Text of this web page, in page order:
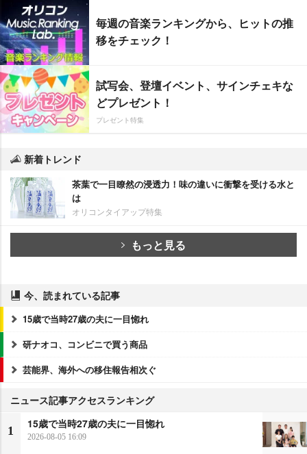
毎週の音楽ランキングから、ヒットの推
移をチェック！
試写会、登壇イベント、サインチェキな
どプレゼント！
プレゼント特集
新着トレンド
茶葉で一目瞭然の浸透力！味の違いに衝撃を受ける水と
は
オリコンタイアップ特集
もっと見る
今、読まれている記事
15歳で当時27歳の夫に一目惚れ
研ナオコ、コンビニで買う商品
芸能界、海外への移住報告相次ぐ
ニュース記事アクセスランキング
1
15歳で当時27歳の夫に一目惚れ
2026-08-05 16:09